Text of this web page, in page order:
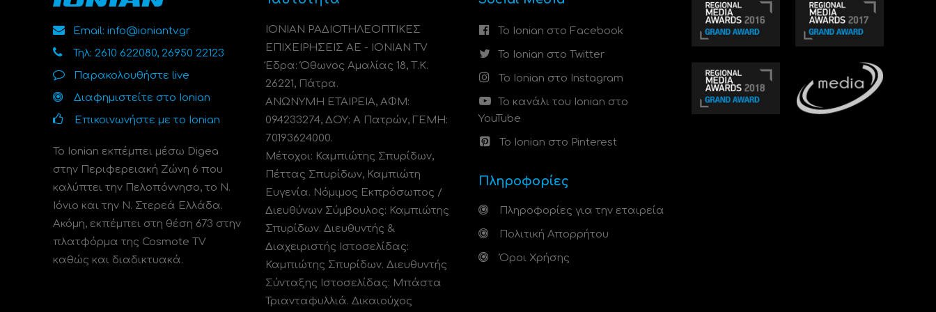
Email: info@ioniantv.gr
Τηλ: 2610 622080, 26950 22123
Παρακολουθήστε live
Διαφημιστείτε στο Ionian
Επικοινωνήστε με το Ionian
Το Ionian εκπέμπει μέσω Digea
στην Περιφερειακή Ζώνη 6 που
καλύπτει την Πελοπόννησο, το N.
Ιόνιο και την Ν. Στερεά Ελλάδα.
Ακόμη, εκπέμπει στη θέση 673 στην
πλατφόρμα της Cosmote TV
καθώς και διαδικτυακά.
ΙΟΝΙΑΝ ΡΑΔΙΟΤΗΛΕΟΠΤΙΚΕΣ
ΕΠΙΧΕΙΡΗΣΕΙΣ ΑΕ - IONIAN TV
Έδρα: Όθωνος Αμαλίας 18, Τ.Κ.
26221, Πάτρα.
ΑΝΩΝΥΜΗ ΕΤΑΙΡΕΙΑ, ΑΦΜ:
094233274, ΔΟΥ: A Πατρών, ΓΕΜΗ:
70193624000.
Μέτοχοι: Καμπιώτης Σπυρίδων,
Πέττας Σπυρίδων, Καμπιώτη
Ευγενία. Νόμιμος Εκπρόσωπος /
Διευθύνων Σύμβουλος: Καμπιώτης
Σπυρίδων. Διευθυντής &
Διαχειριστής Ιστοσελίδας:
Καμπιώτης Σπυρίδων. Διευθυντής
Σύνταξης Ιστοσελίδας: Μπάστα
Τριανταφυλλιά. Δικαιούχος
Το Ionian στο Facebook
Το Ionian στο Twitter
Το Ionian στο Instagram
Το κανάλι του Ionian στο
YouTube
Το Ionian στο Pinterest
Πληροφορίες
Πληροφορίες για την εταιρεία
Πολιτική Απορρήτου
Όροι Χρήσης